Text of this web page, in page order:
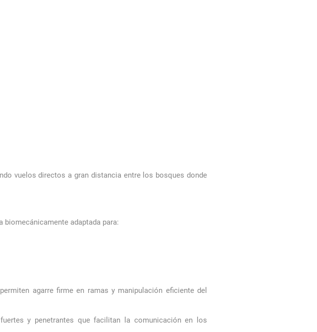
vuelos directos a gran distancia entre los bosques donde
biomecánicamente adaptada para:
agarre firme en ramas y manipulación eficiente del
y penetrantes que facilitan la comunicación en los